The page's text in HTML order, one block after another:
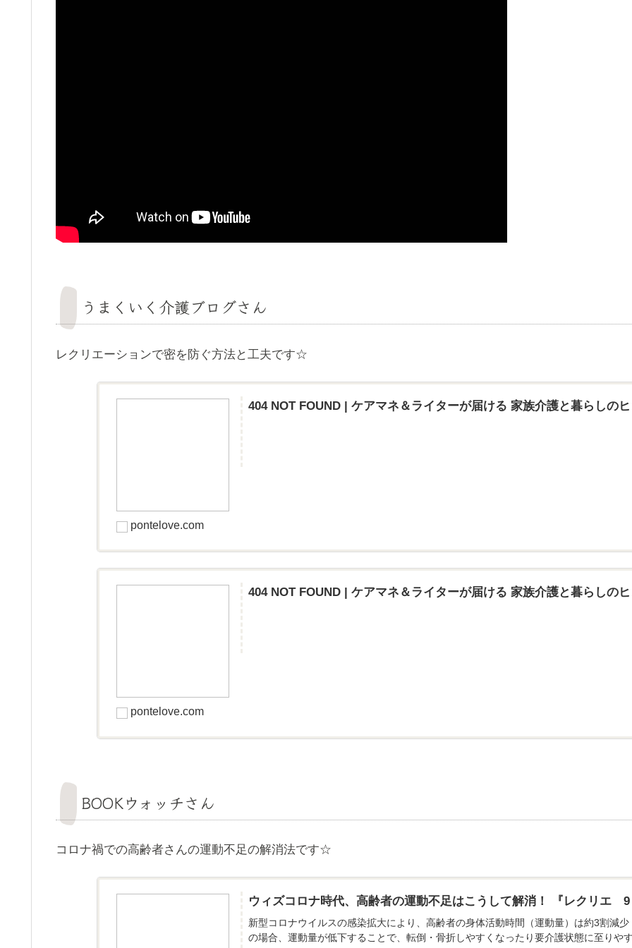
うまくいく介護ブログさん
レクリエーションで密を防ぐ方法と工夫です☆
404 NOT FOUND | ケアマネ＆ライターが届ける 家族介護と暮らしのヒ
pontelove.com
404 NOT FOUND | ケアマネ＆ライターが届ける 家族介護と暮らしのヒ
pontelove.com
BOOKウォッチさん
コロナ禍での高齢者さんの運動不足の解消法です☆
ウィズコロナ時代、高齢者の運動不足はこうして解消！ 『レクリエ
新型コロナウイルスの感染拡大により、高齢者の身体活動時間（運動量）は約3割減
の場合、運動量が低下することで、転倒・骨折しやすくなったり要介護状態に至りや